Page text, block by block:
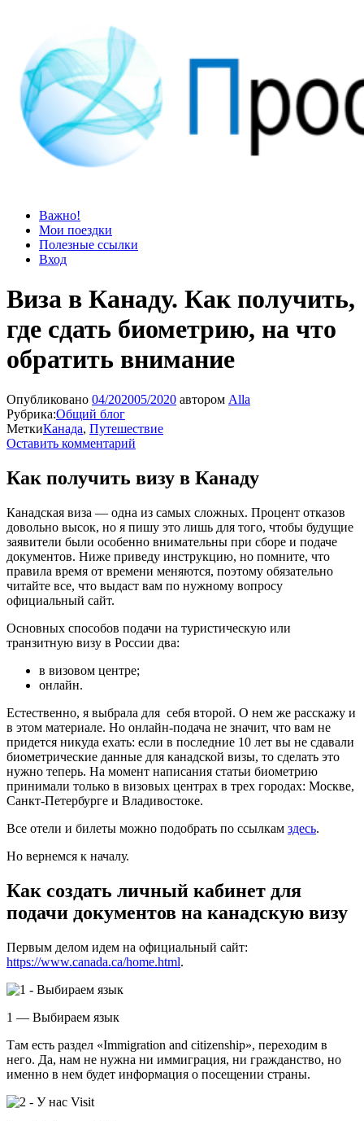
Просто блог
Мир удивительней, чем кажется
Важно!
Мои поездки
Полезные ссылки
Вход
Виза в Канаду. Как получить,
где сдать биометрию, на что
обратить внимание
Опубликовано 04/202005/2020 автором Alla
Рубрика:Общий блог
МеткиКанада, Путешествие
Оставить комментарий
Как получить визу в Канаду
Канадская виза — одна из самых сложных. Процент отказов
довольно высок, но я пишу это лишь для того, чтобы будущие
заявители были особенно внимательны при сборе и подаче
документов. Ниже приведу инструкцию, но помните, что
правила время от времени меняются, поэтому обязательно
читайте все, что выдаст вам по нужному вопросу
официальный сайт.
Основных способов подачи на туристическую или
транзитную визу в России два:
в визовом центре;
онлайн.
Естественно, я выбрала для себя второй. О нем же расскажу и
в этом материале. Но онлайн-подача не значит, что вам не
придется никуда ехать: если в последние 10 лет вы не сдавали
биометрические данные для канадской визы, то сделать это
нужно теперь. На момент написания статьи биометрию
принимали только в визовых центрах в трех городах: Москве,
Санкт-Петербурге и Владивостоке.
Все отели и билеты можно подобрать по ссылкам здесь.
Но вернемся к началу.
Как создать личный кабинет для
подачи документов на канадскую визу
Первым делом идем на официальный сайт:
https://www.canada.ca/home.html.
1 — Выбираем язык
Там есть раздел «Immigration and citizenship», переходим в
него. Да, нам не нужна ни иммиграция, ни гражданство, но
именно в нем будет информация о посещении страны.